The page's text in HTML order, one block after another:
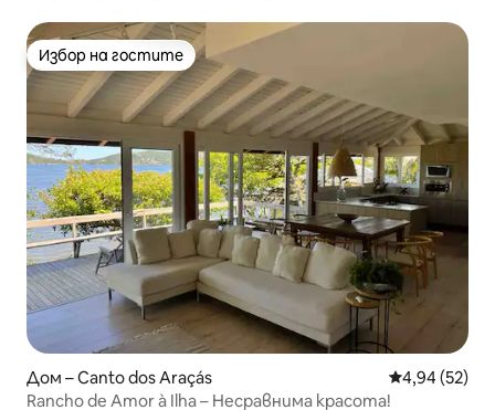
Избор на гостите
Избор на гостите
Дом – Canto dos Araçás Средна
4,94 (52)
Rancho de Amor à Ilha – Несравнима красота!